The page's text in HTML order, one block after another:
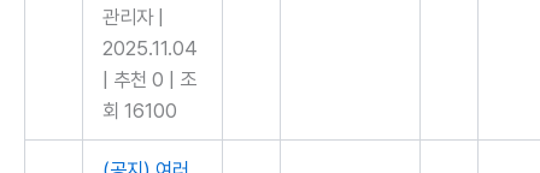
관리자
2025.11.04
추천 0
조
회 16100